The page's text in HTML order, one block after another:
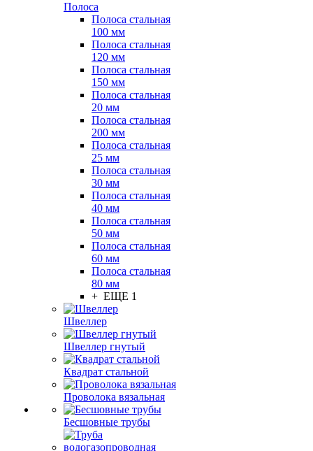
Полоса
Полоса стальная
100 мм
Полоса стальная
120 мм
Полоса стальная
150 мм
Полоса стальная
20 мм
Полоса стальная
200 мм
Полоса стальная
25 мм
Полоса стальная
30 мм
Полоса стальная
40 мм
Полоса стальная
50 мм
Полоса стальная
60 мм
Полоса стальная
80 мм
+ ЕЩЕ 1
Швеллер
Швеллер гнутый
Квадрат стальной
Проволока вязальная
Бесшовные трубы